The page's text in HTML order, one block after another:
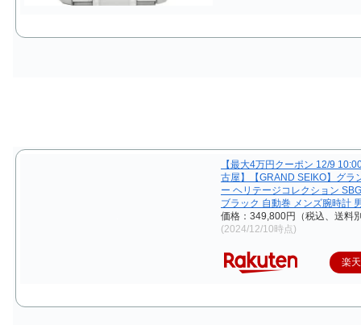
【最大4万円クーポン 12/9
古屋】【GRAND SEIKO】グラ
ー ヘリテージコレクション
ブラック 自動巻 メンズ腕時計
価格：349,800円（税込、送料
(2024/12/10時点)
楽